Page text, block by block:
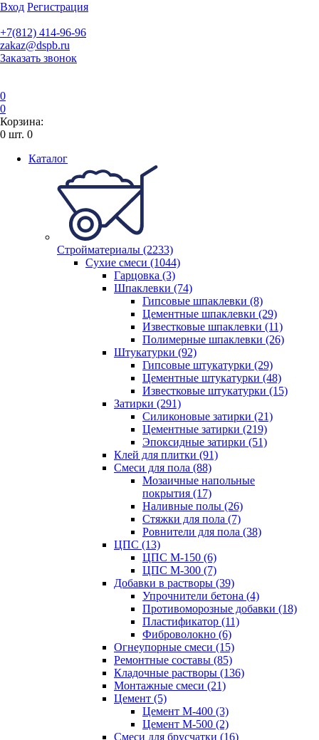
Вход Регистрация
+7(812) 414-96-96
zakaz@dspb.ru
Заказать звонок
0
0
Корзина:
0 шт. 0
Каталог
Стройматериалы (2233)
Сухие смеси (1044)
Гарцовка (3)
Шпаклевки (74)
Гипсовые шпаклевки (8)
Цементные шпаклевки (29)
Известковые шпаклевки (11)
Полимерные шпаклевки (26)
Штукатурки (92)
Гипсовые штукатурки (29)
Цементные штукатурки (48)
Известковые штукатурки (15)
Затирки (291)
Силиконовые затирки (21)
Цементные затирки (219)
Эпоксидные затирки (51)
Клей для плитки (91)
Смеси для пола (88)
Мозаичные напольные
покрытия (17)
Наливные полы (26)
Стяжки для пола (7)
Ровнители для пола (38)
ЦПС (13)
ЦПС М-150 (6)
ЦПС М-300 (7)
Добавки в растворы (39)
Упрочнители бетона (4)
Противоморозные добавки (18)
Пластификатор (11)
Фиброволокно (6)
Огнеупорные смеси (15)
Ремонтные составы (85)
Кладочные растворы (136)
Монтажные смеси (21)
Цемент (5)
Цемент М-400 (3)
Цемент М-500 (2)
Смеси для брусчатки (16)